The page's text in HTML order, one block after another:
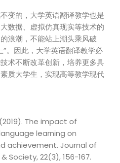
变的，大学英语翻译教学也是
数据、虚拟仿真现实等技术的
浪潮，不能站上潮头乘风破
。因此，大学英语翻译教学必
术不断改革创新，培养更多具
质大学生，实现高等教学现代
(2019). The impact of
learning on
achievement. Journal of
Society, 22(3), 156-167.